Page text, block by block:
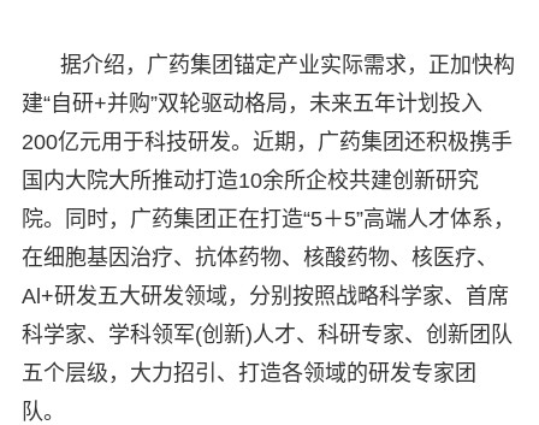
据介绍，广药集团锚定产业实际需求，正加快构
建“自研+并购”双轮驱动格局，未来五年计划投入
200亿元用于科技研发。近期，广药集团还积极携手
国内大院大所推动打造10余所企校共建创新研究
院。同时，广药集团正在打造“5＋5”高端人才体系，
在细胞基因治疗、抗体药物、核酸药物、核医疗、
Al+研发五大研发领域，分别按照战略科学家、首席
科学家、学科领军(创新)人才、科研专家、创新团队
五个层级，大力招引、打造各领域的研发专家团
队。